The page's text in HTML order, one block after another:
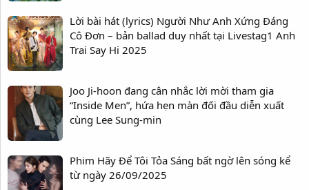
Lời bài hát (lyrics) Người Như Anh Xứng Đáng
Cô Đơn – bản ballad duy nhất tại Livestag1 Anh
Trai Say Hi 2025
Joo Ji-hoon đang cân nhắc lời mời tham gia
“Inside Men”, hứa hẹn màn đối đầu diễn xuất
cùng Lee Sung-min
Phim Hãy Để Tôi Tỏa Sáng bất ngờ lên sóng kể
từ ngày 26/09/2025